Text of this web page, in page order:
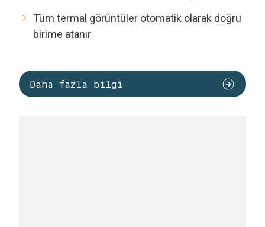
Tüm termal görüntüler otomatik olarak doğru
birime atanır
Daha fazla bilgi